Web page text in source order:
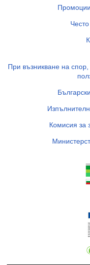
При възникване на
Комисия за